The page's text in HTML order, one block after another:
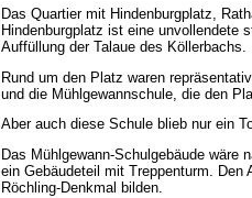
Das Quartier mit Hindenburgplatz,
Hindenburgplatz ist eine unvollendete
Auffüllung der Talaue des Köllerbachs.
Rund um den Platz waren
und die Mühlgewannschule, die den
Aber auch diese Schule blieb nur ein
Das Mühlgewann-Schulgebäude wäre
ein Gebäudeteil mit Treppenturm.
Röchling-Denkmal bilden.